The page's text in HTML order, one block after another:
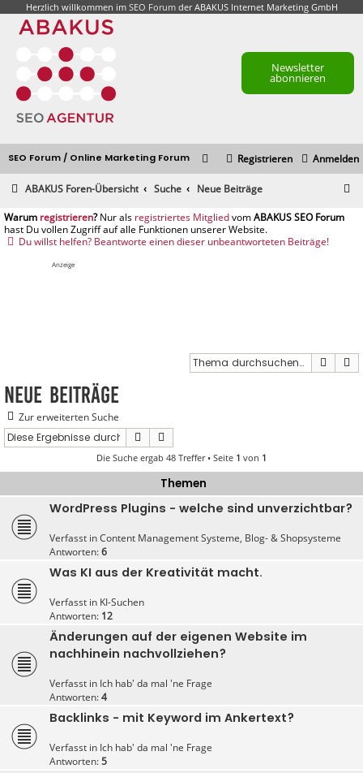
Herzlich willkommen im SEO Forumder ABAKUS Internet Marketing GmbH
Newsletter
abonnieren
SEO Forum / Online Marketing Forum Anmelden
Registrieren
ABAKUS Foren-Übersicht Suche Neue Beiträge
registrieren
registriertes Mitglied
Du willst helfen? Beantworte einen dieser unbeantworteten Beiträge!
Anzeige
Suche
Neue Beiträge
Zur erweiterten Suche
Suche
Die Suche ergab 48 Treffer • Seite 1 von 1
Themen
WordPress Plugins - welche sind unverzichtbar?
Verfasst inContent Management Systeme, Blog- & Shopsysteme
Antworten:6
Was KI aus der Kreativität macht.
Verfasst in KI-Suchen
Antworten: 12
Änderungen auf der eigenen Website im
nachhinein nachvollziehen?
Verfasst in Ich hab' da mal 'ne Frage
Antworten:4
Backlinks - mit Keyword im Ankertext?
Verfasst in Ich hab' da mal 'ne Frage
Antworten:5